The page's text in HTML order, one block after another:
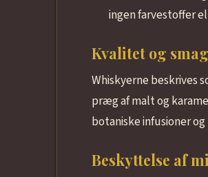
ingen farvestoffer
Kvalitet og
Whiskyerne
præg af malt og
botaniske infusioner
Beskyttelse af